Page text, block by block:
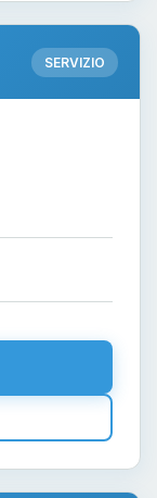
SERVIZIO